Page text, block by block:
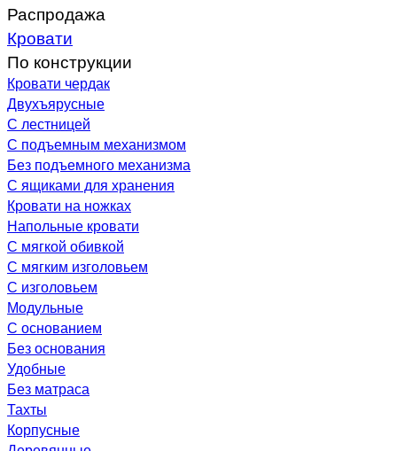
Распродажа
Кровати
По конструкции
Кровати чердак
Двухъярусные
С лестницей
С подъемным механизмом
Без подъемного механизма
С ящиками для хранения
Кровати на ножках
Напольные кровати
С мягкой обивкой
С мягким изголовьем
С изголовьем
Модульные
С основанием
Без основания
Удобные
Без матраса
Тахты
Корпусные